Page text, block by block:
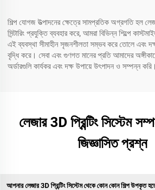
শিল্প যোগজ উত্পাদনের ক্ষেত্রে সামপ্রতিক অগ্রগতি হল
সিন্টারিং প্রযুক্তি ব্যবহার করে, আমরা বিভিন্ন শিল্পে
এই ব্যবস্থা সীমাহীন সৃজনশীলতা সম্ভব করে তোলে এবং
বৃদ্ধি করে। সেবা এবং গুণগত মানের প্রতি আমাদের
অর্ডারগুলি কার্যকর এবং দক্ষ উপায়ে উৎপাদন ও সম্পন্ন করি।
লেজার 3D প্রিন্টিং সিস্টেম
জিজ্ঞাসিত প্রশ্ন
আপনার লেজার 3D প্রিন্টিং সিস্টেম থেকে কোন কোন শিল্প উপকৃত